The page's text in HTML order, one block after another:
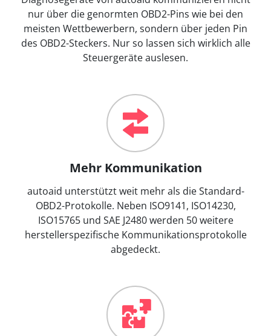
nur über die genormten OBD2-Pins wie bei den
meisten Wettbewerbern, sondern über jeden Pin
des OBD2-Steckers. Nur so lassen sich wirklich alle
Steuergeräte auslesen.
Mehr Kommunikation
autoaid unterstützt weit mehr als die Standard-
OBD2-Protokolle. Neben ISO9141, ISO14230,
ISO15765 und SAE J2480 werden 50 weitere
herstellerspezifische Kommunikationsprotokolle
abgedeckt.